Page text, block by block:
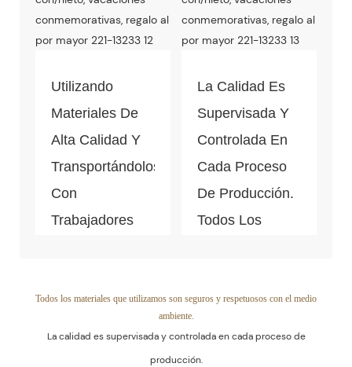
Control De
Calidad Está
De Cada Paso
De La
Producción
Masiva.
Utilizando
Materiales De
Alta Calidad Y
Transportándolos
Con
Trabajadores
Los Productos
La Calidad Es
Supervisada Y
Controlada En
Cada Proceso
De Producción.
Todos Los
La Prueba De
Todos los materiales que utilizamos son seguros y respetuosos con el medio
ambiente.
La calidad es supervisada y controlada en cada proceso de
producción.